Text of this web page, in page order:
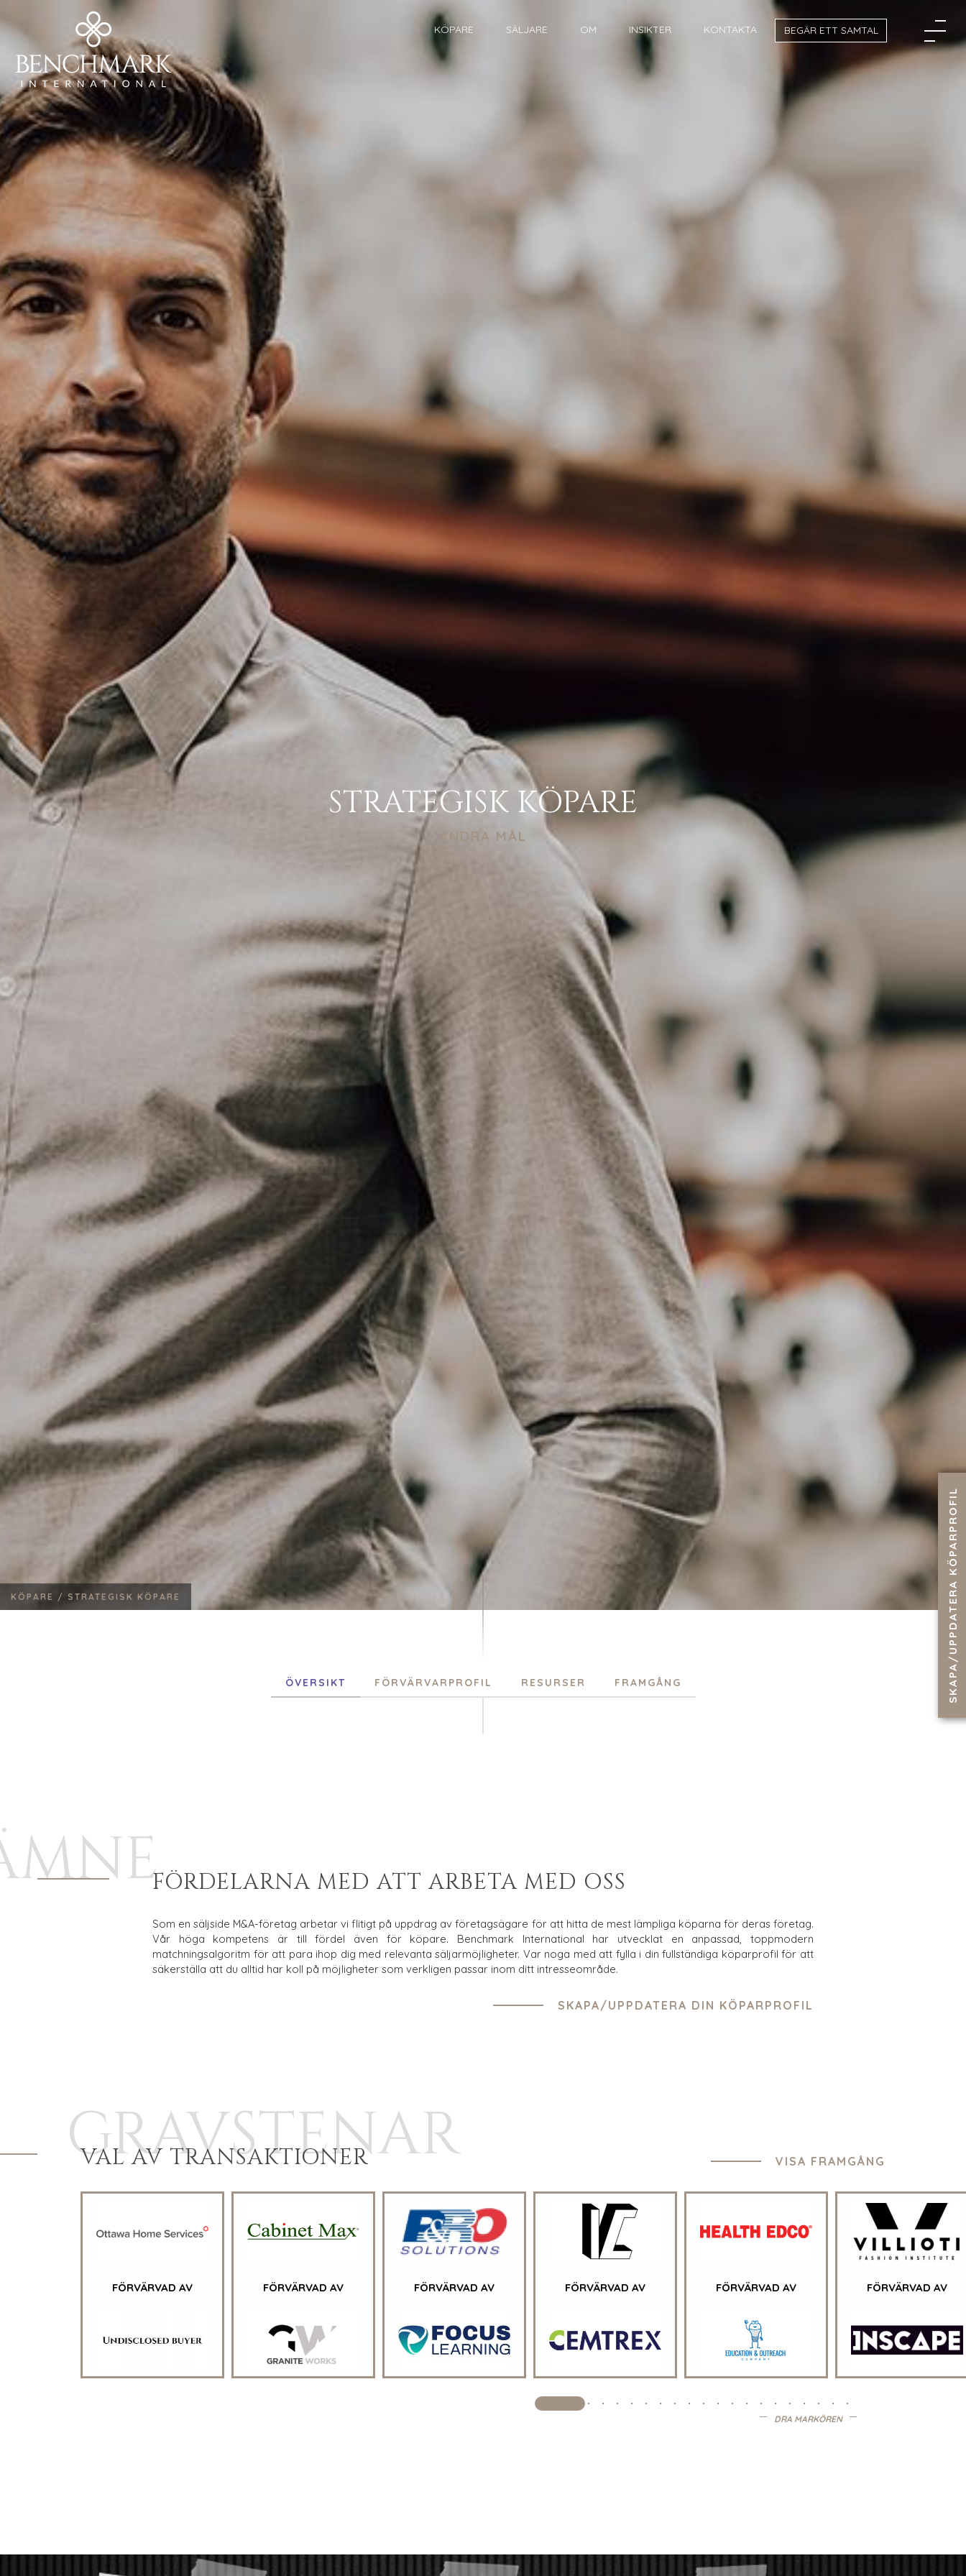
KÖPARE SÄLJARE OM INSIKTER KONTAKTA BEGÄR ETT SAMTAL
STRATEGISK KÖPARE
ÄNDRA MÅL
KÖPARE / STRATEGISK KÖPARE
ÖVERSIKT FÖRVÄRVARPROFIL RESURSER FRAMGÅNG
FÖRDELARNA MED ATT ARBETA MED OSS
Som en säljside M&A-företag arbetar vi flitigt på uppdrag av företagsägare för att hitta de mest lämpliga köparna för deras företag.
Vår höga kompetens är till fördel även för köpare. Benchmark International har utvecklat en anpassad, toppmodern
matchningsalgoritm för att para ihop dig med relevanta säljarmöjligheter. Var noga med att fylla i din fullständiga köparprofil för att
säkerställa att du alltid har koll på möjligheter som verkligen passar inom ditt intresseområde.
SKAPA/UPPDATERA DIN KÖPARPROFIL
GRAVSTENAR
VAL AV TRANSAKTIONER VISA FRAMGÅNG
FÖRVÄRVAD AV FÖRVÄRVAD AV FÖRVÄRVAD AV FÖRVÄRVAD AV FÖRVÄRVAD AV FÖRVÄRVAD AV
DRA MARKÖREN
SKAPA/UPPDATERA KÖPARPROFIL